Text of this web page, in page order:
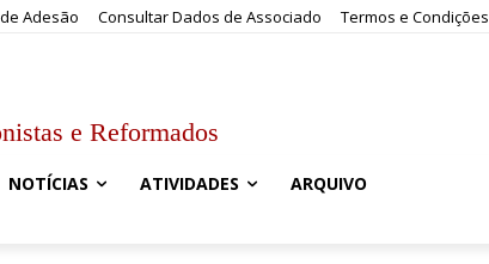
Adesão Consultar Dados de Associado Termos e Condições
e Reformados
NOTÍCIAS ATIVIDADES ARQUIVO